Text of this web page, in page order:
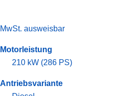
MwSt. ausweisbar
Motorleistung
210 kW (286 PS)
Antriebsvariante